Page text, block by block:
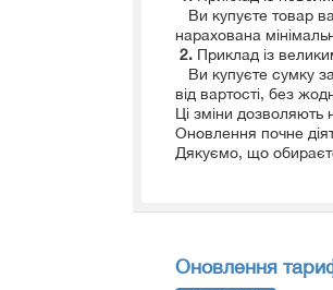
Ви купуєте товар
нарахована
2. Приклад із
Ви купуєте сумку за
від вартості, без
Ці зміни дозволяють
Оновлення почне
Дякуємо, що
Оновлення